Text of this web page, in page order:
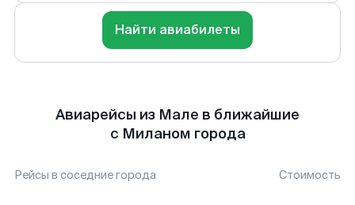
Найти авиабилеты
Авиарейсы из Мале в ближайшие
с Миланом города
Рейсы в соседние города Стоимость